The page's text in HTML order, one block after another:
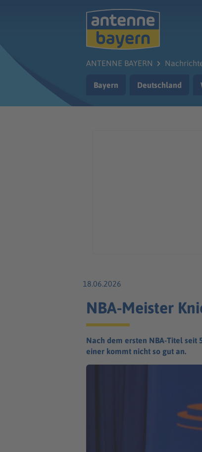
ANTENNE BAYERN
Bayern Deutschland
18.06.2026
NBA-Meister
Nach dem ersten NBA-Titel seit
einer kommt nicht so gut an.